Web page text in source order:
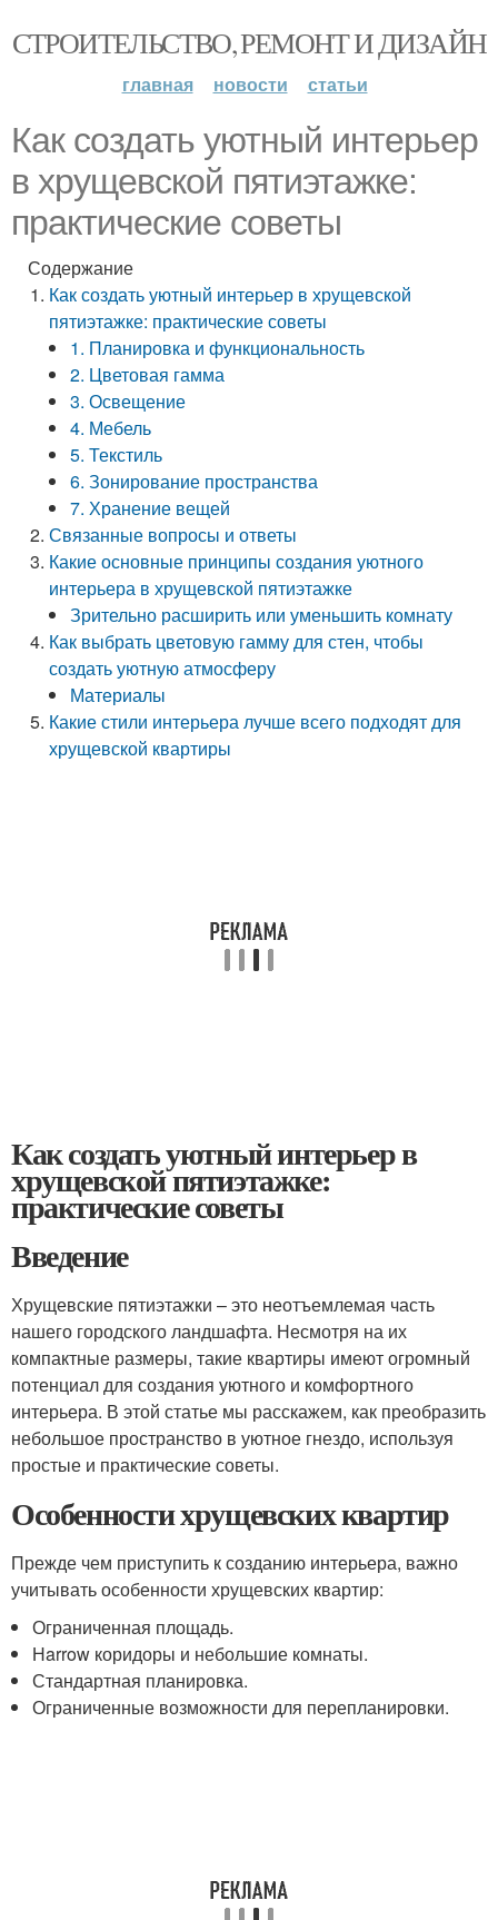
СТРОИТЕЛЬСТВО, РЕМОНТ И ДИЗАЙН
главная новости статьи
Как создать уютный интерьер
в хрущевской пятиэтажке:
практические советы
Содержание
Как создать уютный интерьер в хрущевской
пятиэтажке: практические советы
1. Планировка и функциональность
2. Цветовая гамма
3. Освещение
4. Мебель
5. Текстиль
6. Зонирование пространства
7. Хранение вещей
Связанные вопросы и ответы
Какие основные принципы создания уютного
интерьера в хрущевской пятиэтажке
Зрительно расширить или уменьшить комнату
Как выбрать цветовую гамму для стен, чтобы
создать уютную атмосферу
Материалы
Какие стили интерьера лучше всего подходят для
хрущевской квартиры
Как создать уютный интерьер в
хрущевской пятиэтажке:
практические советы
Введение
Хрущевские пятиэтажки – это неотъемлемая часть
нашего городского ландшафта. Несмотря на их
компактные размеры, такие квартиры имеют огромный
потенциал для создания уютного и комфортного
интерьера. В этой статье мы расскажем, как преобразить
небольшое пространство в уютное гнездо, используя
простые и практические советы.
Особенности хрущевских квартир
Прежде чем приступить к созданию интерьера, важно
учитывать особенности хрущевских квартир:
Ограниченная площадь.
Нarrow коридоры и небольшие комнаты.
Стандартная планировка.
Ограниченные возможности для перепланировки.